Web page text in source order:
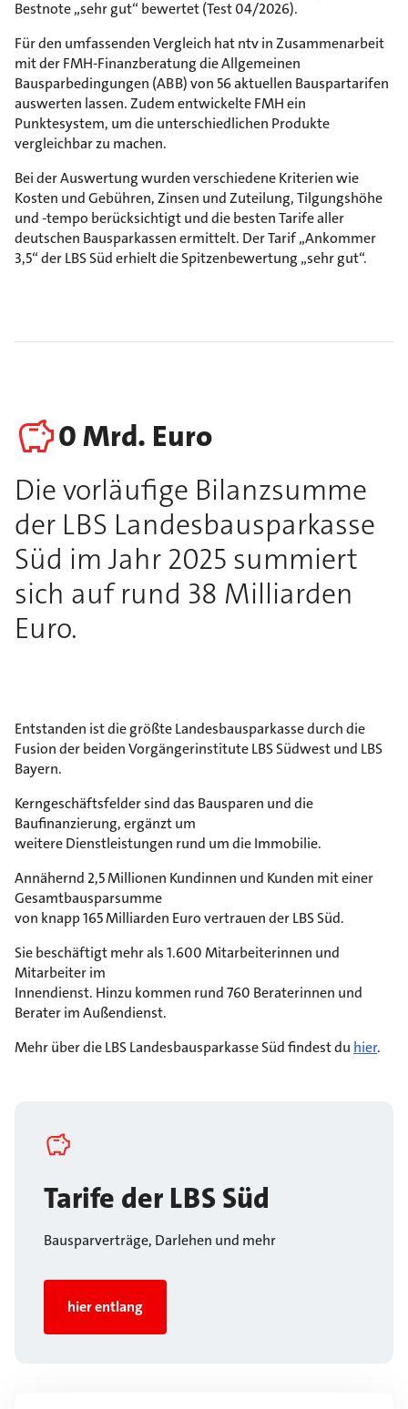
Bestnote „sehr gut“ bewertet (Test 04/2026).
Für den umfassenden Vergleich hat ntv in Zusammenarbeit
mit der FMH-Finanzberatung die Allgemeinen
Bausparbedingungen (ABB) von 56 aktuellen Bauspartarifen
auswerten lassen. Zudem entwickelte FMH ein
Punktesystem, um die unterschiedlichen Produkte
vergleichbar zu machen.
Bei der Auswertung wurden verschiedene Kriterien wie
Kosten und Gebühren, Zinsen und Zuteilung, Tilgungshöhe
und -tempo berücksichtigt und die besten Tarife aller
deutschen Bausparkassen ermittelt. Der Tarif „Ankommer
3,5“ der LBS Süd erhielt die Spitzenbewertung „sehr gut“.
0Mrd. Euro
Die vorläufige Bilanzsumme
der LBS Landesbausparkasse
Süd im Jahr 2025 summiert
sich auf rund 38 Milliarden
Euro.
Entstanden ist die größte Landesbausparkasse durch die
Fusion der beiden Vorgängerinstitute LBS Südwest und LBS
Bayern.
Kerngeschäftsfelder sind das Bausparen und die
Baufinanzierung, ergänzt um
weitere Dienstleistungen rund um die Immobilie.
Annähernd 2,5 Millionen Kundinnen und Kunden mit einer
Gesamtbausparsumme
von knapp 165 Milliarden Euro vertrauen der LBS Süd.
Sie beschäftigt mehr als 1.600 Mitarbeiterinnen und
Mitarbeiter im
Innendienst. Hinzu kommen rund 760 Beraterinnen und
Berater im Außendienst.
Mehr über die LBS Landesbausparkasse Süd findest du hier.
Tarife der LBS Süd
Bausparverträge, Darlehen und mehr
hier entlang